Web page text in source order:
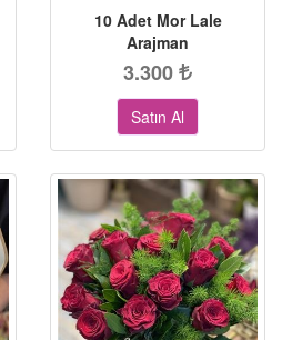
10 Adet Mor Lale
Arajman
3.300
Satın Al